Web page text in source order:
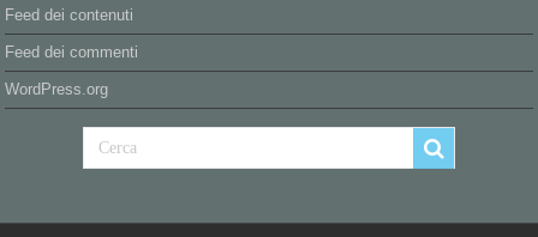
Feed dei contenuti
Feed dei commenti
WordPress.org